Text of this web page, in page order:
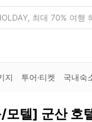
최대 70% 여행
지 투어·티켓 국내숙
모텔] 군산 호